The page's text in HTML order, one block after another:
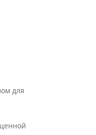
для